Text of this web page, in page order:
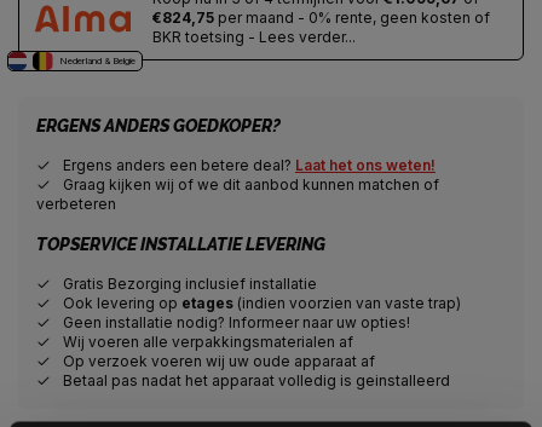
Nederland & Belgie
€824,75 per maand - 0% rente, geen kosten of
BKR toetsing - Lees verder...
ERGENS ANDERS GOEDKOPER?
Ergens anders een betere deal? Laat het ons weten!
Graag kijken wij of we dit aanbod kunnen matchen of
verbeteren
TOPSERVICE INSTALLATIE LEVERING
Gratis Bezorging inclusief installatie
Ook levering op etages (indien voorzien van vaste trap)
Geen installatie nodig? Informeer naar uw opties!
Wij voeren alle verpakkingsmaterialen af
Op verzoek voeren wij uw oude apparaat af
Betaal pas nadat het apparaat volledig is geinstalleerd